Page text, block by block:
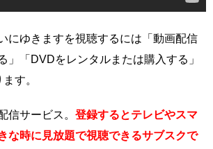
にゆきますを視聴するには「動画配信
」「DVDをレンタルまたは購入する」
す。
信サービス。 登録するとテレビやスマ
な時に見放題で視聴できるサブスクで